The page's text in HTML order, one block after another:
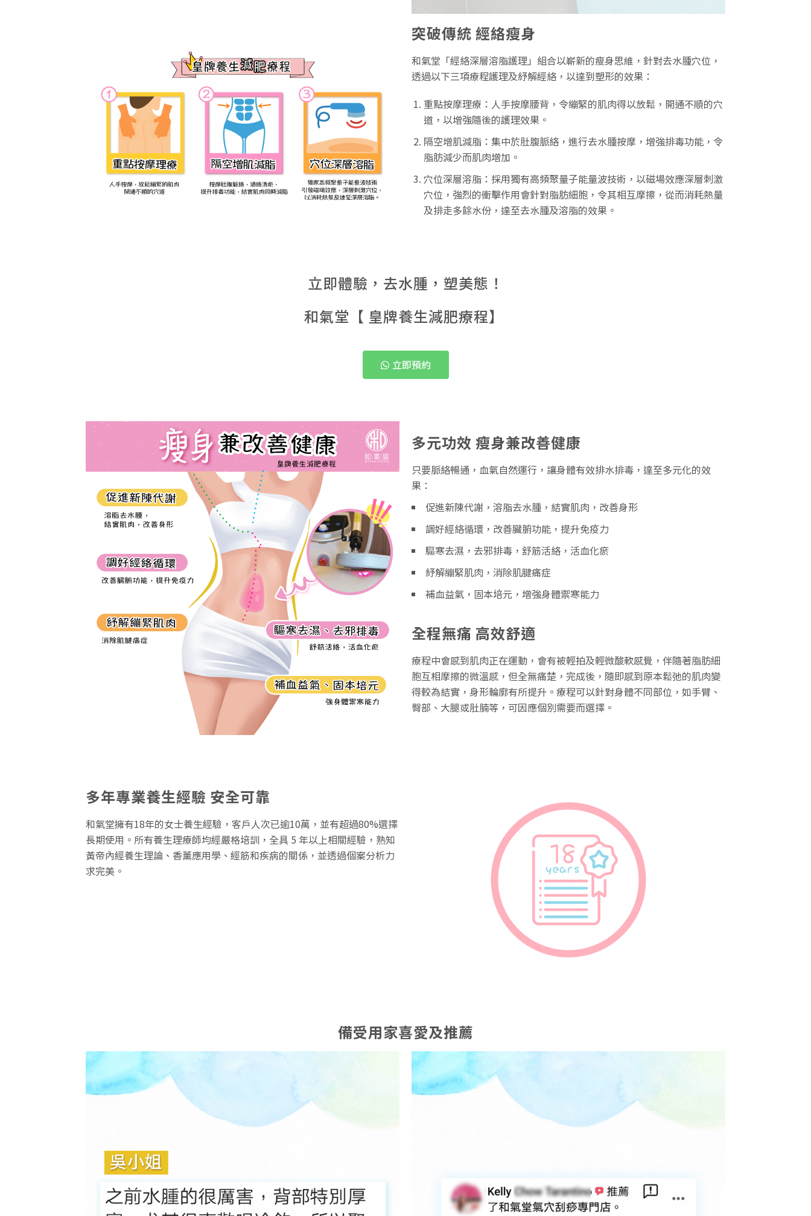
突破傳統 經絡瘦身
和氣堂「經絡深層溶脂護理」組合以嶄新的瘦身思維，針對去水腫穴位，
透過以下三項療程護理及紓解經絡，以達到塑形的效果：
重點按摩理療：人手按摩腰背，令繃緊的肌肉得以放鬆，開通不順的穴
道，以增強隨後的護理效果。
隔空增肌減脂：集中於肚腹脈絡，進行去水腫按摩，增強排毒功能，令
脂肪減少而肌肉增加。
穴位深層溶脂：採用獨有高頻聚量子能量波技術，以磁場效應深層刺激
穴位，強烈的衝擊作用會針對脂肪細胞，令其相互摩擦，從而消耗熱量
及排走多餘水份，達至去水腫及溶脂的效果。
立即體驗，去水腫，塑美態！
和氣堂【 皇牌養生減肥療程】
立即預約
多元功效 瘦身兼改善健康
只要脈絡暢通，血氣自然運行，讓身體有效排水排毒，達至多元化的效
果：
促進新陳代謝，溶脂去水腫，結實肌肉，改善身形
調好經絡循環，改善臟腑功能，提升免疫力
驅寒去濕，去邪排毒，舒筋活絡，活血化瘀
紓解繃緊肌肉，消除肌腱痛症
補血益氣，固本培元，增強身體禦寒能力
全程無痛 高效舒適
療程中會感到肌肉正在運動，會有被輕拍及輕微酸軟感覺，伴隨著脂肪細
胞互相摩擦的微溫感，但全無痛楚，完成後，隨即感到原本鬆弛的肌肉變
得較為結實，身形輪廓有所提升。療程可以針對身體不同部位，如手臂、
臀部、大腿或肚腩等，可因應個別需要而選擇。
多年專業養生經驗 安全可靠
和氣堂擁有18年的女士養生經驗，客戶人次已逾10萬，並有超過80%選擇
長期使用。所有養生理療師均經嚴格培訓，全具 5 年以上相關經驗，熟知
黃帝內經養生理論、香薰應用學、經筋和疾病的關係，並透過個案分析力
求完美。
備受用家喜愛及推薦